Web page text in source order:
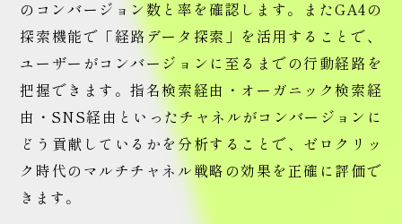
のコンバージョン数と率を確認します。またGA4の
探索機能で「経路データ探索」を活用することで、
ユーザーがコンバージョンに至るまでの行動経路を
把握できます。指名検索経由・オーガニック検索経
由・SNS経由といったチャネルがコンバージョンに
どう貢献しているかを分析することで、ゼロクリッ
ク時代のマルチチャネル戦略の効果を正確に評価で
きます。